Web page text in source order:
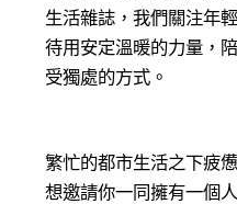
生活雜誌，我們關注年
待用安定溫暖的力量，
受獨處的方式。
繁忙的都市生活之下疲
想邀請你一同擁有一個